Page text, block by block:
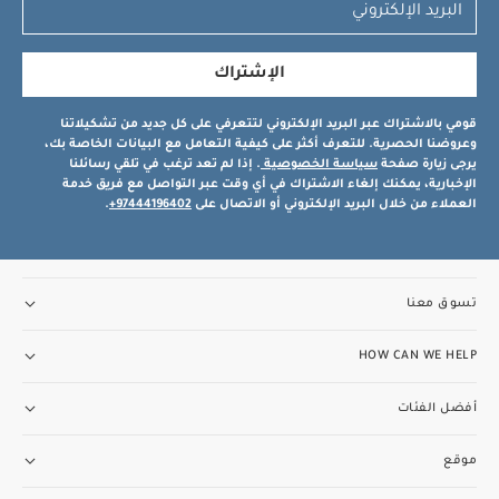
الإشتراك
قومي بالاشتراك عبر البريد الإلكتروني لتتعرفي على كل جديد من تشكيلاتنا
وعروضنا الحصرية. للتعرف أكثر على كيفية التعامل مع البيانات الخاصة بك،
يرجى زيارة صفحة سياسة الخصوصية . إذا لم تعد ترغب في تلقي رسائلنا
الإخبارية، يمكنك إلغاء الاشتراك في أي وقت عبر التواصل مع فريق خدمة
العملاء من خلال البريد الإلكتروني أو الاتصال على 97444196402+
.
تسوق معنا
HOW CAN WE HELP
أفضل الفئات
موقع